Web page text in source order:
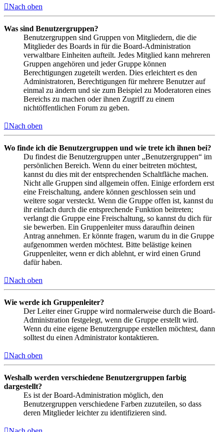
Nach oben
Was sind Benutzergruppen?
Benutzergruppen sind Gruppen von Mitgliedern, die die
Mitglieder des Boards in für die Board-Administration
verwaltbare Einheiten aufteilt. Jedes Mitglied kann mehreren
Gruppen angehören und jeder Gruppe können
Berechtigungen zugeteilt werden. Dies erleichtert es den
Administratoren, Berechtigungen für mehrere Benutzer auf
einmal zu ändern und sie zum Beispiel zu Moderatoren eines
Bereichs zu machen oder ihnen Zugriff zu einem
nichtöffentlichen Forum zu geben.
Nach oben
Wo finde ich die Benutzergruppen und wie trete ich ihnen bei?
Du findest die Benutzergruppen unter „Benutzergruppen“ im
persönlichen Bereich. Wenn du einer beitreten möchtest,
kannst du dies mit der entsprechenden Schaltfläche machen.
Nicht alle Gruppen sind allgemein offen. Einige erfordern erst
eine Freischaltung, andere können geschlossen sein und
weitere sogar versteckt. Wenn die Gruppe offen ist, kannst du
ihr einfach durch die entsprechende Funktion beitreten;
verlangt die Gruppe eine Freischaltung, so kannst du dich für
sie bewerben. Ein Gruppenleiter muss daraufhin deinen
Antrag annehmen. Er könnte fragen, warum du in die Gruppe
aufgenommen werden möchtest. Bitte belästige keinen
Gruppenleiter, wenn er dich ablehnt, er wird einen Grund
dafür haben.
Nach oben
Wie werde ich Gruppenleiter?
Der Leiter einer Gruppe wird normalerweise durch die Board-
Administration festgelegt, wenn die Gruppe erstellt wird.
Wenn du eine eigene Benutzergruppe erstellen möchtest, dann
solltest du einen Administrator kontaktieren.
Nach oben
Weshalb werden verschiedene Benutzergruppen farbig
dargestellt?
Es ist der Board-Administration möglich, den
Benutzergruppen verschiedene Farben zuzuteilen, so dass
deren Mitglieder leichter zu identifizieren sind.